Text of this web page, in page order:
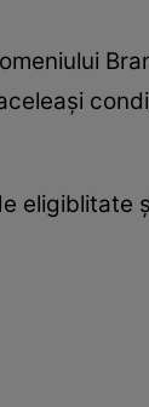
eligiblitate